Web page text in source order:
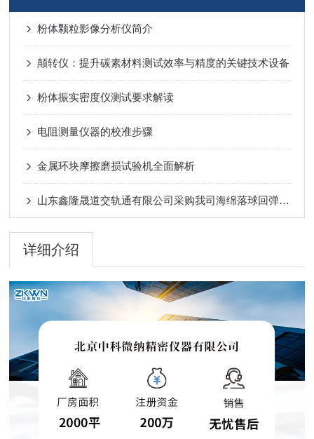
粉体颗粒影像分析仪简介
颠转仪：提升碳素材料测试效率与精度的关键技术设备
粉体振实密度仪测试要求解读
电阻测量仪器的校准步骤
金属环块摩擦磨损试验机全面解析
山东鑫隆晟道交轨通有限公司采购我司海绵落球回弹试验仪，强化材料检测能力
详细介绍